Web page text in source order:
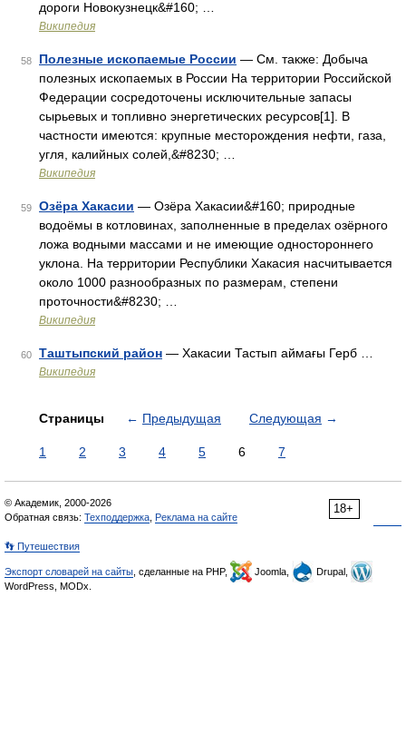
дороги Новокузнецк&#160; …
Википедия
58 Полезные ископаемые России — См. также: Добыча
полезных ископаемых в России На территории Российской
Федерации сосредоточены исключительные запасы
сырьевых и топливно энергетических ресурсов[1]. В
частности имеются: крупные месторождения нефти, газа,
угля, калийных солей,&#8230; …
Википедия
59 Озёра Хакасии — Озёра Хакасии&#160; природные
водоёмы в котловинах, заполненные в пределах озёрного
ложа водными массами и не имеющие одностороннего
уклона. На территории Республики Хакасия насчитывается
около 1000 разнообразных по размерам, степени
проточности&#8230; …
Википедия
60 Таштыпский район — Хакасии Тастып аймағы Герб …
Википедия
Страницы ← Предыдущая Следующая →
1 2 3 4 5 6 7
18+
© Академик, 2000-2026
Обратная связь: Техподдержка Реклама на сайте
👣 Путешествия
Экспорт словарей на сайты , сделанные на PHP, Joomla,
Drupal,
WordPress, MODx.